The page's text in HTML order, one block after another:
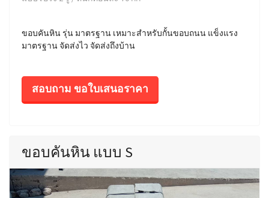
ขอบคันหิน รุ่น มาตรฐาน เหมาะสำหรับกั้นขอบถนน แข็งแรง
มาตรฐาน จัดส่งไว จัดส่งถึงบ้าน
สอบถาม ขอใบเสนอราคา
ขอบคันหิน แบบ S